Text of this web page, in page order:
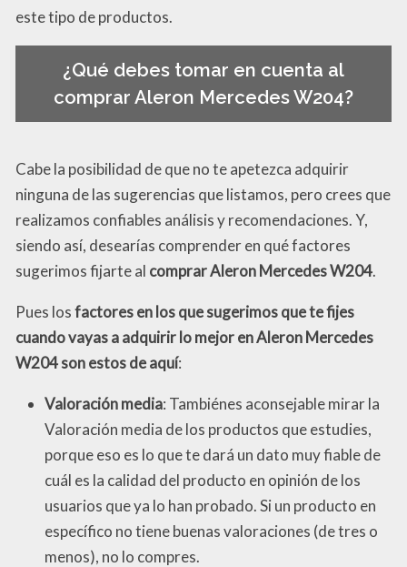
este tipo de productos.
¿Qué debes tomar en cuenta al
comprar Aleron Mercedes W204?
Cabe la posibilidad de que no te apetezca adquirir
ninguna de las sugerencias que listamos, pero crees que
realizamos confiables análisis y recomendaciones. Y,
siendo así, desearías comprender en qué factores
sugerimos fijarte al comprar Aleron Mercedes W204.
Pues losfactores en los que sugerimos que te fijes
cuando vayas a adquirir lo mejor en Aleron Mercedes
W204 son estos de aquí:
Valoración media: Tambiénes aconsejable mirar la
Valoración media de los productos que estudies,
porque eso es lo que te dará un dato muy fiable de
cuál es la calidad del producto en opinión de los
usuarios que ya lo han probado. Si un producto en
específico no tiene buenas valoraciones (de tres o
menos), no lo compres.